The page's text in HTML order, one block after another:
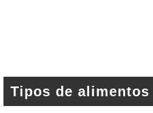
Tipos de alimentos